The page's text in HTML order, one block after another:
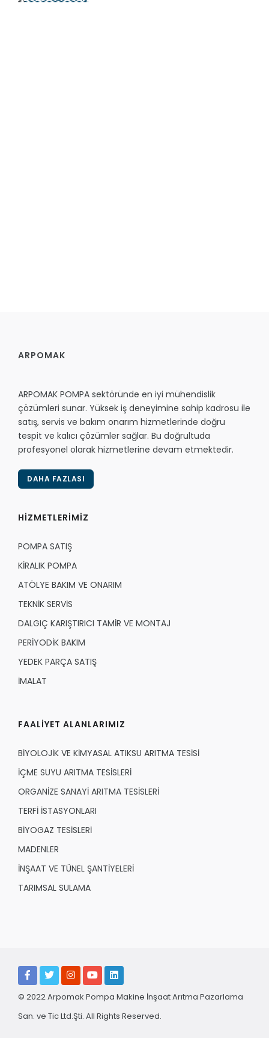
ARPOMAK
ARPOMAK POMPA sektöründe en iyi mühendislik
çözümleri sunar. Yüksek iş deneyimine sahip kadrosu ile
satış, servis ve bakım onarım hizmetlerinde doğru
tespit ve kalıcı çözümler sağlar. Bu doğrultuda
profesyonel olarak hizmetlerine devam etmektedir.
DAHA FAZLASI
HİZMETLERİMİZ
POMPA SATIŞ
KİRALIK POMPA
ATÖLYE BAKIM VE ONARIM
TEKNİK SERVİS
DALGIÇ KARIŞTIRICI TAMİR VE MONTAJ
PERİYODİK BAKIM
YEDEK PARÇA SATIŞ
İMALAT
FAALİYET ALANLARIMIZ
BİYOLOJİK VE KİMYASAL ATIKSU ARITMA TESİSİ
İÇME SUYU ARITMA TESİSLERİ
ORGANİZE SANAYİ ARITMA TESİSLERİ
TERFİ İSTASYONLARI
BİYOGAZ TESİSLERİ
MADENLER
İNŞAAT VE TÜNEL ŞANTİYELERİ
TARIMSAL SULAMA
© 2022 Arpomak Pompa Makine İnşaat Arıtma Pazarlama
San. ve Tic Ltd.Şti. All Rights Reserved.